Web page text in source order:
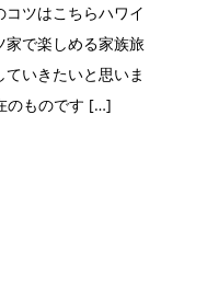
ツはこちらハワイ
家で楽しめる家族旅
いきたいと思いま
のものです […]